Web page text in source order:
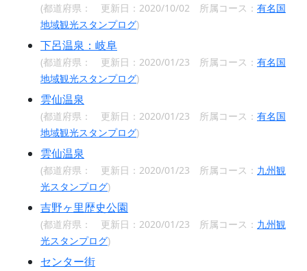
(都道府県： 更新日：2020/10/02 所属コース： 有名国
地域観光スタンプログ)
下呂温泉：岐阜
(都道府県： 更新日：2020/01/23 所属コース： 有名国
地域観光スタンプログ)
雲仙温泉
(都道府県： 更新日：2020/01/23 所属コース： 有名国
地域観光スタンプログ)
雲仙温泉
(都道府県： 更新日：2020/01/23 所属コース： 九州観
光スタンプログ)
吉野ヶ里歴史公園
(都道府県： 更新日：2020/01/23 所属コース： 九州観
光スタンプログ)
センター街